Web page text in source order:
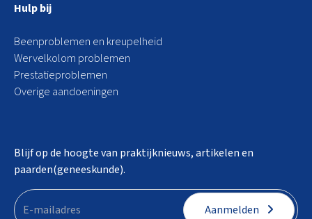
Hulp bij
Beenproblemen en kreupelheid
Wervelkolom problemen
Prestatieproblemen
Overige aandoeningen
Blijf op de hoogte van praktijknieuws, artikelen en
paarden(geneeskunde).
Aanmelden